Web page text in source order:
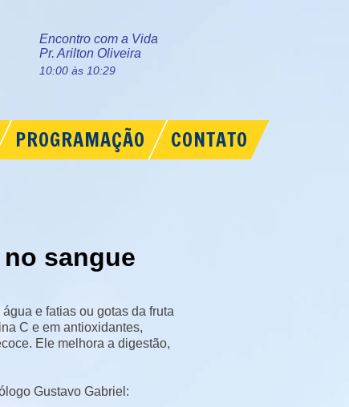
Encontro com a Vida
Pr. Arilton Oliveira
10:00 às 10:29
PROGRAMAÇÃO CONTATO
sangue
e fatias ou gotas da fruta
C e em antioxidantes,
Ele melhora a digestão,
Gustavo Gabriel: